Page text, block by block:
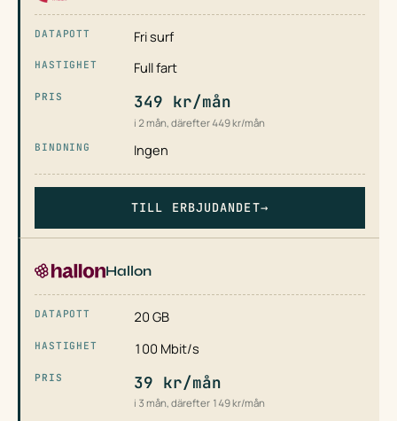
Fri surf
Full fart
349 kr/mån
i 2 mån, därefter 449 kr/mån
Ingen
TILL ERBJUDANDET→
Hallon
20 GB
100 Mbit/s
39 kr/mån
i 3 mån, därefter 149 kr/mån